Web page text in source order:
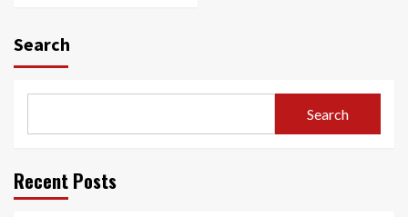
Search
Search
Recent Posts